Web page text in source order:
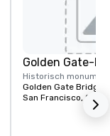
Golden Gate-
Historisch monument
Golden Gate Bridge
San Francisco, CA,